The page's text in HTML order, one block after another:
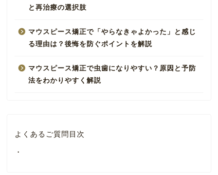
と再治療の選択肢
マウスピース矯正で「やらなきゃよかった」と感じ
る理由は？後悔を防ぐポイントを解説
マウスピース矯正で虫歯になりやすい？原因と予防
法をわかりやすく解説
よくあるご質問目次
・